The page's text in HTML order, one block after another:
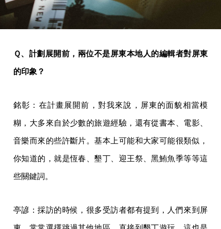
Ｑ、計劃展開前，兩位不是屏東本地人的編輯者對屏東
的印象？
銘彰：在計畫展開前，對我來說，屏東的面貌相當模
糊，大多來自於少數的旅遊經驗，還有從書本、電影、
音樂而來的些許斷片。基本上可能和大家可能很類似，
你知道的，就是恆春、墾丁、迎王祭、黑鮪魚季等等這
些關鍵詞。
亭諺：採訪的時候，很多受訪者都有提到，人們來到屏